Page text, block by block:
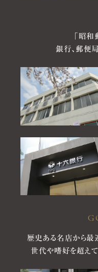
「昭
銀行、郵便
歴史ある名店から最
世代や嗜好を超え